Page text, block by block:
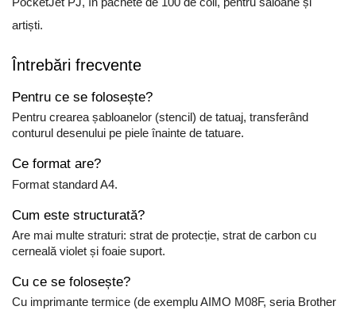
PocketJet PJ, în pachete de 100 de coli, pentru saloane și
artiști.
Întrebări frecvente
Pentru ce se folosește?
Pentru crearea șabloanelor (stencil) de tatuaj, transferând
conturul desenului pe piele înainte de tatuare.
Ce format are?
Format standard A4.
Cum este structurată?
Are mai multe straturi: strat de protecție, strat de carbon cu
cerneală violet și foaie suport.
Cu ce se folosește?
Cu imprimante termice (de exemplu AIMO M08F, seria Brother